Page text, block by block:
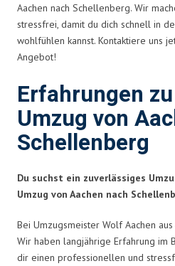
Aachen nach Schellenberg. Wir
stressfrei, damit du dich schnell in
wohlfühlen kannst. Kontaktiere uns
Angebot!
Erfahrungen
Umzug von
Schellenberg
Du suchst ein zuverlässiges
Umzug von Aachen nach
Bei Umzugsmeister Wolf Aachen
Wir haben langjährige Erfahrung im
dir einen professionellen und